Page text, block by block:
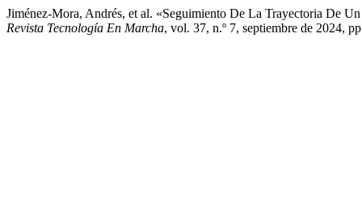
Jiménez-Mora, Andrés, et al. «Seguimiento De La Trayectoria De
Revista Tecnología En Marcha, vol. 37, n.º 7, septiembre de 2024,